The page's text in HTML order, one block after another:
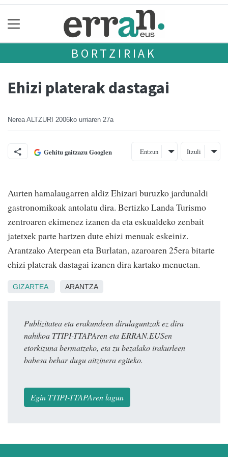
BORTZIRIAK
Ehizi platerak dastagai
Nerea ALTZURI 2006ko urriaren 27a
Gehitu gaitzazu Googlen Entzun Itzuli
Aurten hamalaugarren aldiz Ehizari buruzko jardunaldi
gastronomikoak antolatu dira. Bertizko Landa Turismo
zentroaren ekimenez izanen da eta eskualdeko zenbait
jatetxek parte hartzen dute ehizi menuak eskeiniz.
Arantzako Aterpean eta Burlatan, azaroaren 25era bitarte
ehizi platerak dastagai izanen dira kartako menuetan.
GIZARTEA ARANTZA
Publizitatea eta erakundeen dirulaguntzak ez dira
nahikoa TTIPI-TTAPAren eta ERRAN.EUSen
etorkizuna bermatzeko, eta zu bezalako irakurleen
babesa behar dugu aitzinera egiteko.
Egin TTIPI-TTAPAren lagun